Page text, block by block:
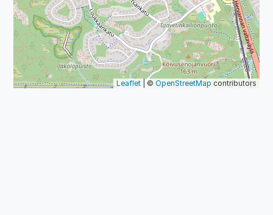
Leaflet| © OpenStreetMap contributors